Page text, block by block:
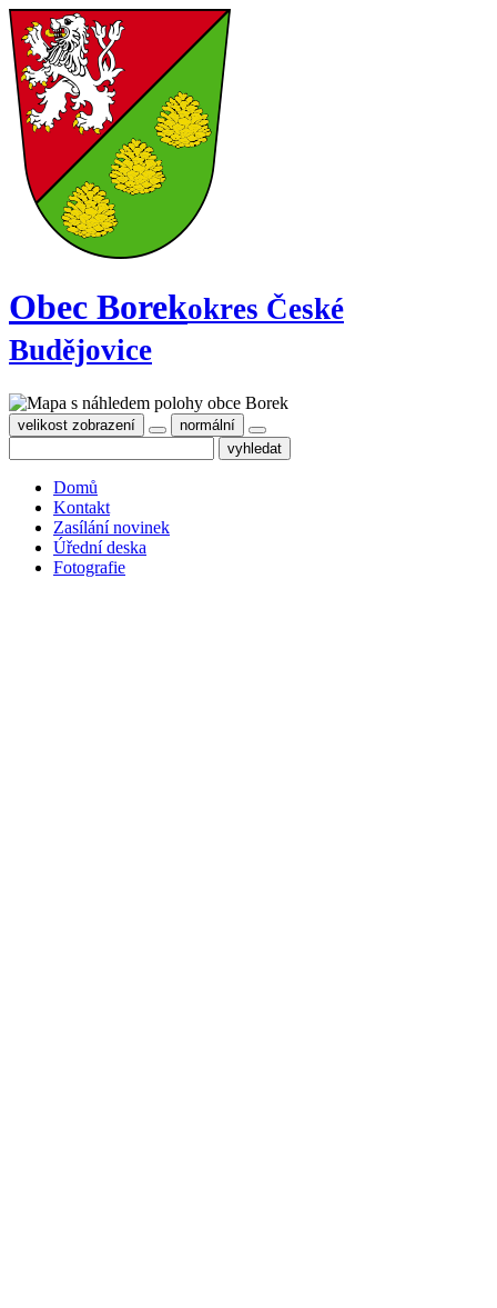
Obec Borekokres České
Budějovice
velikost zobrazení normální
Domů
Kontakt
Zasílání novinek
Úřední deska
Fotografie